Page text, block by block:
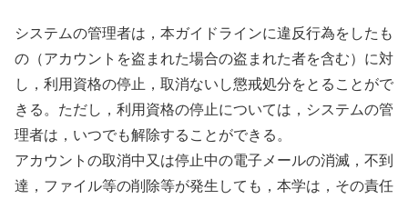
システムの管理者は，本ガイドラインに違反行為をしたも
の（アカウントを盗まれた場合の盗まれた者を含む）に対
し，利用資格の停止，取消ないし懲戒処分をとることがで
きる。ただし，利用資格の停止については，システムの管
理者は，いつでも解除することができる。
アカウントの取消中又は停止中の電子メールの消滅，不到
達，ファイル等の削除等が発生しても，本学は，その責任